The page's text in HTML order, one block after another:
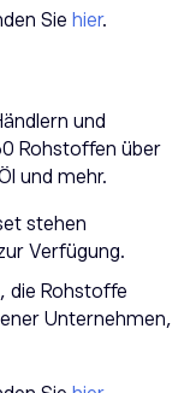
Sie hier.
und
Rohstoffen über
und mehr.
stehen
Verfügung.
die Rohstoffe
Unternehmen,